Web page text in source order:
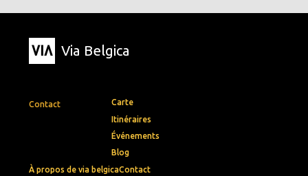
Via Belgica
Contact
Carte
Itinéraires
Événements
Blog
À propos de via belgicaContact